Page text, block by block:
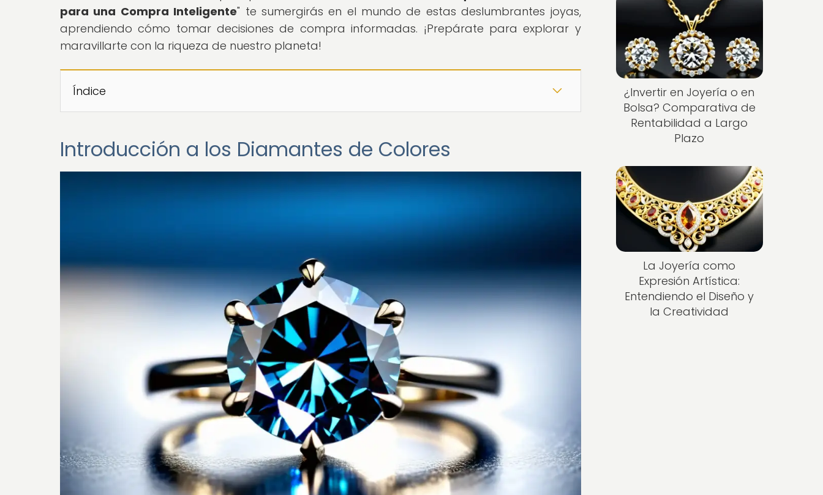
para una Compra Inteligente" te sumergirás en el mundo de estas deslumbrantes joyas,
aprendiendo cómo tomar decisiones de compra informadas. ¡Prepárate para explorar y
maravillarte con la riqueza de nuestro planeta!
Índice
Introducción a los Diamantes de Colores
¿Invertir en Joyería o en
Bolsa? Comparativa de
Rentabilidad a Largo
Plazo
La Joyería como
Expresión Artística:
Entendiendo el Diseño y
la Creatividad